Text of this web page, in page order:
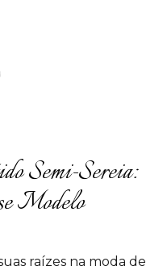
Semi-Sereia:
Modelo
raízes na moda de